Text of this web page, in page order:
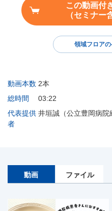
動画本数 2本
総時間
03:22
代表提供
者
井垣誠（公立豊岡病院
この動画付
（セミナー
領域フロア
動画 ファイル